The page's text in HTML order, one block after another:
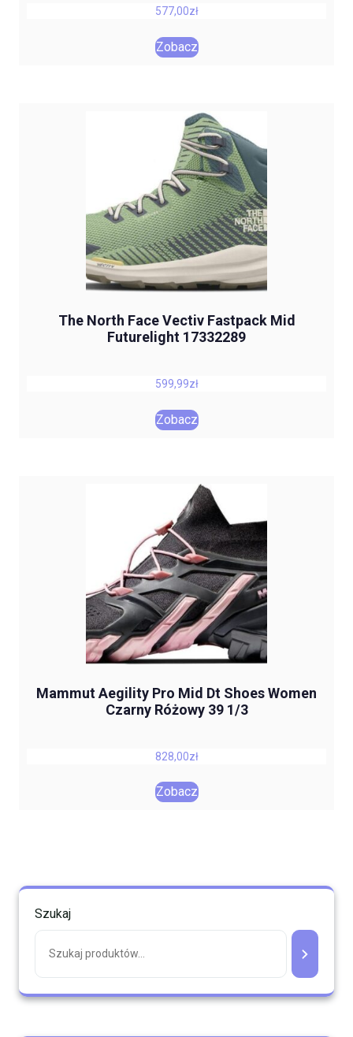
577,00zł
Zobacz
The North Face Vectiv Fastpack Mid
Futurelight 17332289
599,99zł
Zobacz
Mammut Aegility Pro Mid Dt Shoes Women
Czarny Różowy 39 1/3
828,00zł
Zobacz
Szukaj